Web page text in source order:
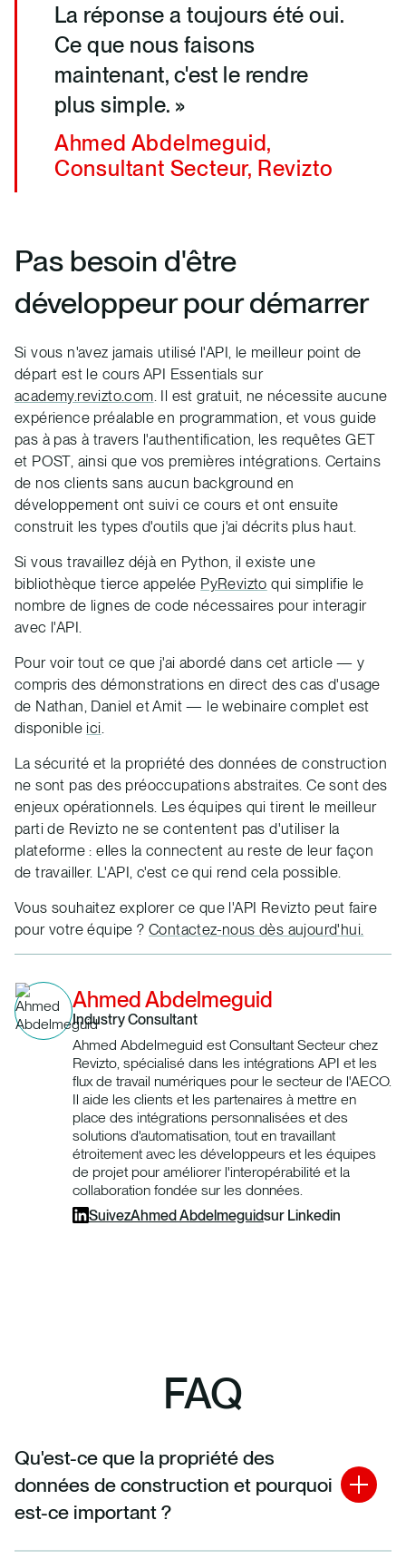
La réponse a toujours été oui.
Ce que nous faisons
maintenant, c'est le rendre
plus simple. »
Ahmed Abdelmeguid,
Consultant Secteur, Revizto
Pas besoin d'être
développeur pour démarrer
Si vous n'avez jamais utilisé l'API, le meilleur point de
départ est le cours API Essentials sur
academy.revizto.com . Il est gratuit, ne nécessite aucune
expérience préalable en programmation, et vous guide
pas à pas à travers l'authentification, les requêtes GET
et POST, ainsi que vos premières intégrations. Certains
de nos clients sans aucun background en
développement ont suivi ce cours et ont ensuite
construit les types d'outils que j'ai décrits plus haut.
Si vous travaillez déjà en Python, il existe une
bibliothèque tierce appelée PyRevizto qui simplifie le
nombre de lignes de code nécessaires pour interagir
avec l'API.
Pour voir tout ce que j'ai abordé dans cet article — y
compris des démonstrations en direct des cas d'usage
de Nathan, Daniel et Amit — le webinaire complet est
disponibleici
La sécurité et la propriété des données de construction
ne sont pas des préoccupations abstraites. Ce sont des
enjeux opérationnels. Les équipes qui tirent le meilleur
parti de Revizto ne se contentent pas d'utiliser la
plateforme : elles la connectent au reste de leur façon
de travailler. L'API, c'est ce qui rend cela possible.
Vous souhaitez explorer ce que l'API Revizto peut faire
pour votre équipe ? Contactez-nous dès aujourd'hui.
Ahmed Abdelmeguid
Industry Consultant
Ahmed Abdelmeguid est Consultant Secteur chez
Revizto, spécialisé dans les intégrations API et les
flux de travail numériques pour le secteur de l'AECO.
Il aide les clients et les partenaires à mettre en
place des intégrations personnalisées et des
solutions d'automatisation, tout en travaillant
étroitement avec les développeurs et les équipes
de projet pour améliorer l'interopérabilité et la
collaboration fondée sur les données.
SuivezAhmed Abdelmeguidsur Linkedin
FAQ
Qu'est-ce que la propriété des
données de construction et pourquoi
est-ce important ?